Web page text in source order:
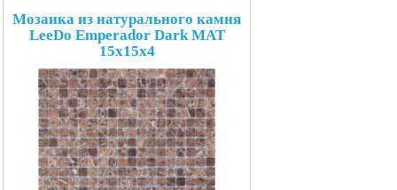
Мозаика из натурального камня
LeeDo Emperador Dark MAT
15x15x4